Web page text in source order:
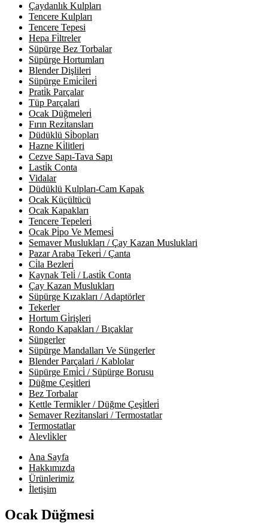
Çaydanlık Kulpları
Tencere Kulpları
Tencere Tepesi
Hepa Fi̇ltreler
Süpürge Bez Torbalar
Süpürge Hortumları
Blender Dişlileri
Süpürge Emi̇ci̇leri̇
Prati̇k Parçalar
Tüp Parçalari
Ocak Düğmeleri̇
Fırın Rezi̇tansları
Düdüklü Si̇bopları
Hazne Ki̇litleri
Cezve Sapı-Tava Sapı
Lasti̇k Conta
Vidalar
Düdüklü Kulpları-Cam Kapak
Ocak Küçültücü
Ocak Kapakları
Tencere Tepeleri̇
Ocak Pi̇po Ve Memesi̇
Semaver Muslukları / Çay Kazan Musluklari
Pazar Araba Tekeri̇ / Çanta
Ci̇la Bezleri̇
Kaynak Teli̇ / Lasti̇k Conta
Çay Kazan Muslukları
Süpürge Kızakları / Adaptörler
Tekerler
Hortum Gi̇rişleri
Rondo Kapakları / Bıçaklar
Süngerler
Süpürge Mandalları Ve Süngerler
Blender Parçalari / Kablolar
Süpürge Emi̇ci̇ / Süpürge Borusu
Düğme Çeşi̇tleri
Bez Torbalar
Kettle Termi̇kler / Düğme Çeşi̇tleri̇
Semaver Rezi̇tanslari / Termostatlar
Termostatlar
Alevli̇kler
Ana Sayfa
Hakkımızda
Ürünlerimiz
İletişim
Ocak Düğmesi